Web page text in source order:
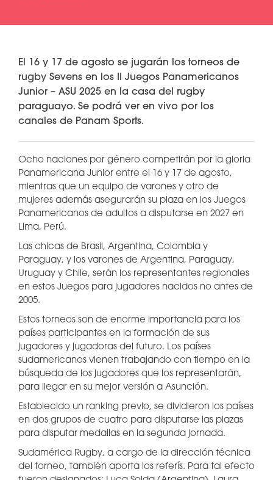
El 16 y 17 de agosto se jugarán los torneos de
rugby Sevens en los II Juegos Panamericanos
Junior – ASU 2025 en la casa del rugby
paraguayo. Se podrá ver en vivo por los
canales de Panam Sports.
Ocho naciones por género competirán por la gloria
Panamericana Junior entre el 16 y 17 de agosto,
mientras que un equipo de varones y otro de
mujeres además asegurarán su plaza en los Juegos
Panamericanos de adultos a disputarse en 2027 en
Lima, Perú.
Las chicas de Brasil, Argentina, Colombia y
Paraguay, y los varones de Argentina, Paraguay,
Uruguay y Chile, serán los representantes regionales
en estos Juegos para jugadores nacidos no antes de
2005.
Estos torneos son de enorme importancia para los
países participantes en la formación de sus
jugadores y jugadoras del futuro. Los países
sudamericanos vienen trabajando con tiempo en la
búsqueda de los jugadores que los representarán,
para llegar en su mejor versión a Asunción.
Establecido un ranking previo, se dividieron los países
en dos grupos de cuatro para disputarse las plazas
para disputar medallas en la segunda jornada.
Sudamérica Rugby, a cargo de la dirección técnica
del torneo, también aporta los referís. Para tal efecto